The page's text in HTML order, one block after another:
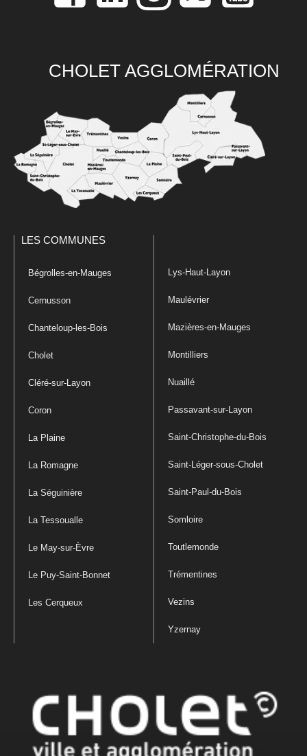
CHOLET AGGLOMÉRATION
LES COMMUNES
Bégrolles-en-Mauges
Cernusson
Chanteloup-les-Bois
Cholet
Cléré-sur-Layon
Coron
La Plaine
La Romagne
La Séguinière
La Tessoualle
Le May-sur-Èvre
Le Puy-Saint-Bonnet
Les Cerqueux
Lys-Haut-Layon
Maulévrier
Mazières-en-Mauges
Montilliers
Nuaillé
Passavant-sur-Layon
Saint-Christophe-du-Bois
Saint-Léger-sous-Cholet
Saint-Paul-du-Bois
Somloire
Toutlemonde
Trémentines
Vezins
Yzernay